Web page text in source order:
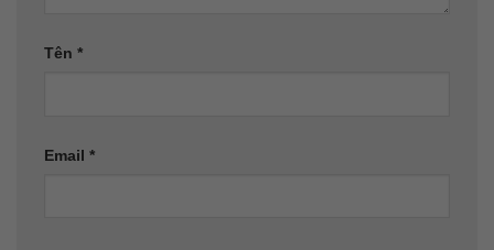
Tên *
Email *